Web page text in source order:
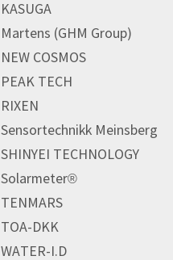
KASUGA
Martens (GHM Group)
NEW COSMOS
PEAK TECH
RIXEN
Sensortechnikk Meinsberg
SHINYEI TECHNOLOGY
Solarmeter®
TENMARS
TOA-DKK
WATER-I.D